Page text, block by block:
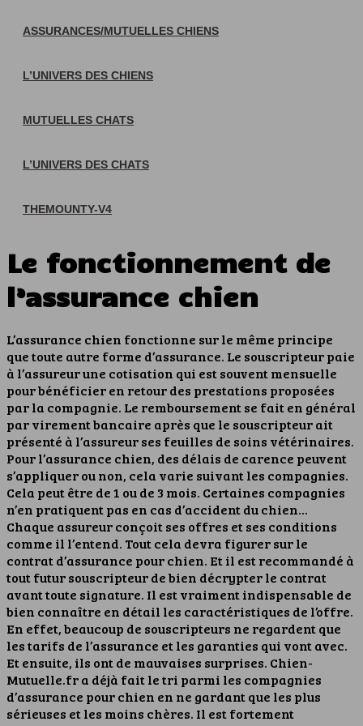
ASSURANCES/MUTUELLES CHIENS
L’UNIVERS DES CHIENS
MUTUELLES CHATS
L’UNIVERS DES CHATS
THEMOUNTY-V4
Le fonctionnement de
l’assurance chien
L’assurance chien fonctionne sur le même principe
que toute autre forme d’assurance. Le souscripteur paie
à l’assureur une cotisation qui est souvent mensuelle
pour bénéficier en retour des prestations proposées
par la compagnie. Le remboursement se fait en général
par virement bancaire après que le souscripteur ait
présenté à l’assureur ses feuilles de soins vétérinaires.
Pour l’assurance chien, des délais de carence peuvent
s’appliquer ou non, cela varie suivant les compagnies.
Cela peut être de 1 ou de 3 mois. Certaines compagnies
n’en pratiquent pas en cas d’accident du chien…
Chaque assureur conçoit ses offres et ses conditions
comme il l’entend. Tout cela devra figurer sur le
contrat d’assurance pour chien. Et il est recommandé à
tout futur souscripteur de bien décrypter le contrat
avant toute signature. Il est vraiment indispensable de
bien connaître en détail les caractéristiques de l’offre.
En effet, beaucoup de souscripteurs ne regardent que
les tarifs de l’assurance et les garanties qui vont avec.
Et ensuite, ils ont de mauvaises surprises. Chien-
Mutuelle.fr a déjà fait le tri parmi les compagnies
d’assurance pour chien en ne gardant que les plus
sérieuses et les moins chères. Il est fortement